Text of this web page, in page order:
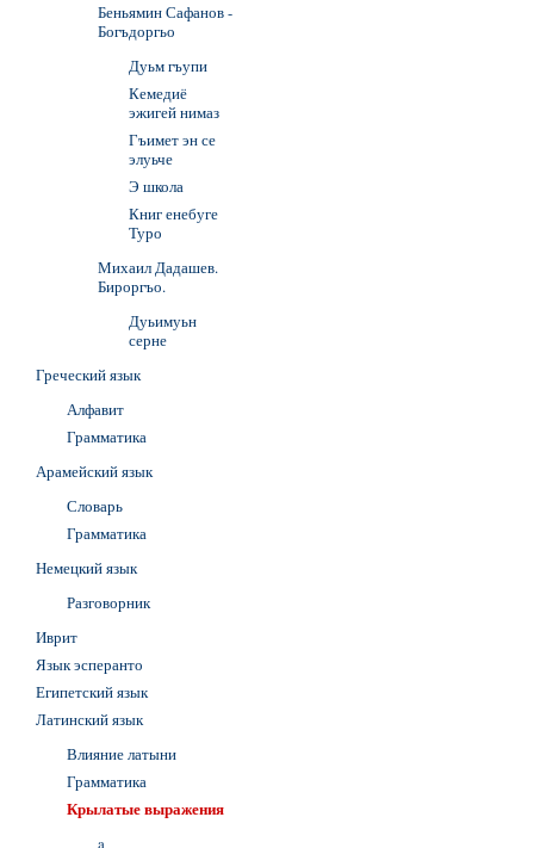
Беньямин Сафанов -
Богъдоргьо
Дуьм гъупи
Кемедиё
эжигей нимаз
Гъимет эн се
элуьче
Э школа
Книг енебуге
Туро
Михаил Дадашев.
Бироргъо.
Дуьимуьн
серне
Греческий язык
Алфавит
Грамматика
Арамейский язык
Словарь
Грамматика
Немецкий язык
Разговорник
Иврит
Язык эсперанто
Египетский язык
Латинский язык
Влияние латыни
Грамматика
Крылатые выражения
a